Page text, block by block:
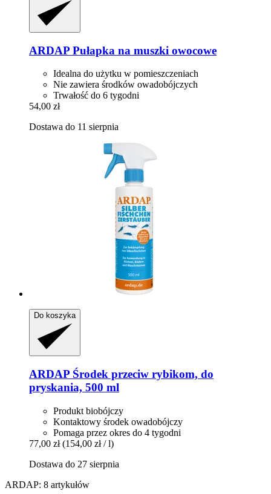
ARDAP Pułapka na muszki owocowe
Idealna do użytku w pomieszczeniach
Nie zawiera środków owadobójczych
Trwałość do 6 tygodni
54,00 zł
Dostawa do 11 sierpnia
Do koszyka
ARDAP Środek przeciw rybikom, do
pryskania, 500 ml
Produkt biobójczy
Kontaktowy środek owadobójczy
Pomaga przez okres do 4 tygodni
77,00 zł (154,00 zł / l)
Dostawa do 27 sierpnia
ARDAP: 8 artykułów